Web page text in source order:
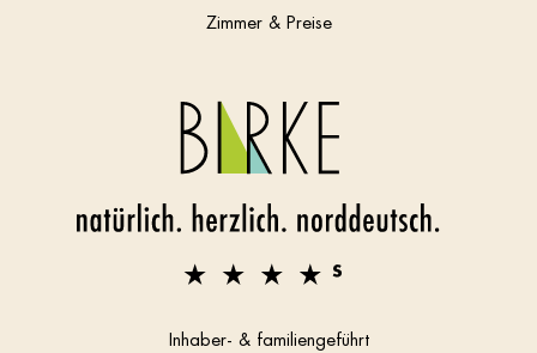
Zimmer & Preise
Inhaber- & familiengeführt